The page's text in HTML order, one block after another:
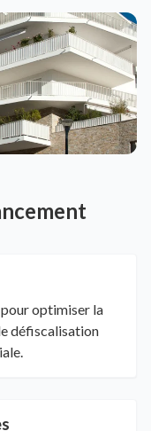
optimiser la
défiscalisation